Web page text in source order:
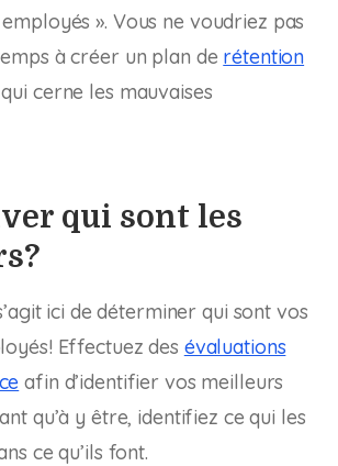
employés ». Vous ne voudriez pas
à créer un plan de rétention
qui cerne les mauvaises
qui sont les
ici de déterminer qui sont vos
Effectuez des évaluations
afin d’identifier vos meilleurs
qu’à y être, identifiez ce qui les
ce qu’ils font.